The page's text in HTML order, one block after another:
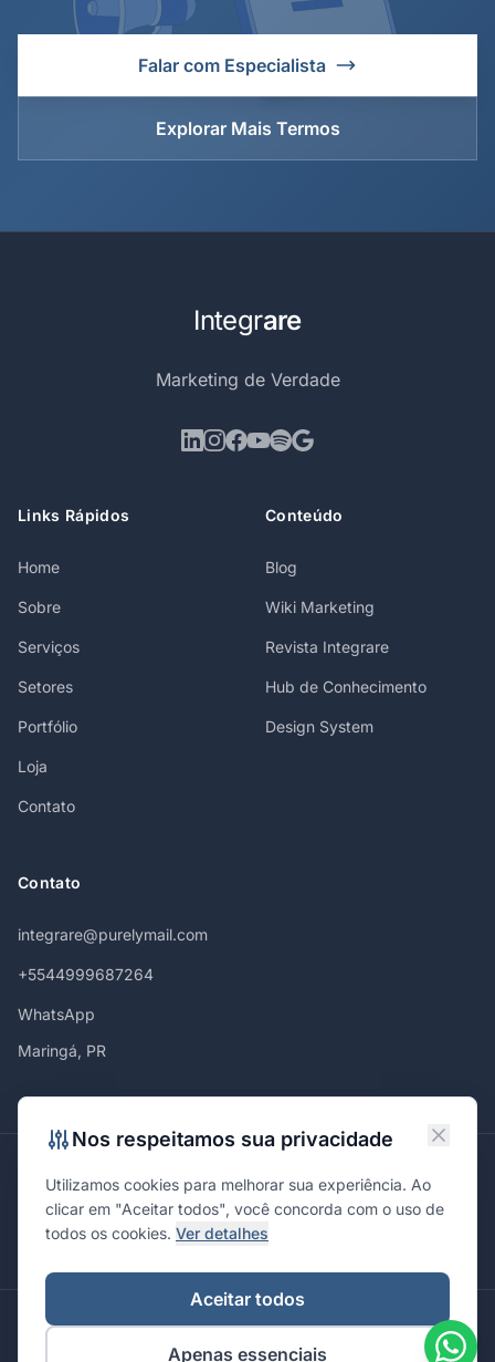
Falar com Especialista
Explorar Mais Termos
Integrare
Marketing de Verdade
Links Rápidos
Home
Sobre
Serviços
Setores
Portfólio
Loja
Contato
Conteúdo
Blog
Wiki Marketing
Revista Integrare
Hub de Conhecimento
Design System
Contato
integrare@purelymail.com
+5544999687264
WhatsApp
Maringá, PR
MaringáCuritibaSão PauloLondrinaCascavelPonta Grossa
Florianópolis BrasíliaJoinvilleCampinas
© 2026 Integrare. Marketing de Verdade. Todos os direitos
reservados.
Nos respeitamos sua privacidade
Utilizamos cookies para melhorar sua experiência. Ao
clicar em "Aceitar todos", você concorda com o uso de
todos os cookies. Ver detalhes
Aceitar todos
Apenas essenciais